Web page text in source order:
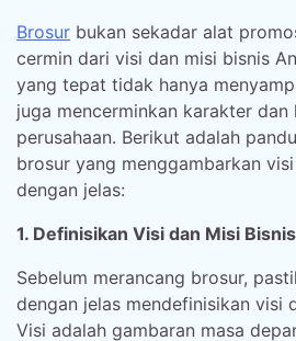
Brosur bukan sekadar alat
cermin dari visi dan misi bisnis
yang tepat tidak hanya
juga mencerminkan karakter dan
perusahaan. Berikut adalah
brosur yang menggambarkan
dengan jelas:
1. Definisikan Visi dan Misi Bisnis
Sebelum merancang brosur,
dengan jelas mendefinisikan visi
Visi adalah gambaran masa